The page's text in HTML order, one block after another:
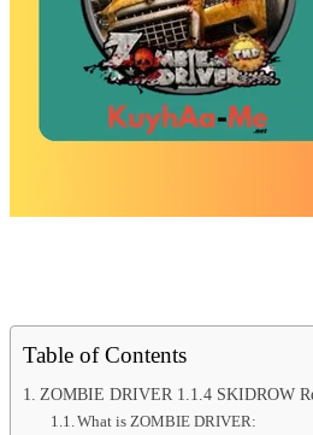
Table of Contents
ZOMBIE DRIVER 1.1.4 SKIDROW
What is ZOMBIE DRIVER: